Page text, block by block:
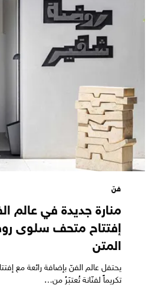
فنّ
منارة جديدة في عالم
إفتتاح متحف سلوى
المتن
يحتفل عالم الفنّ بإضافة رائعة مع
تكريماً لفنّانة تُعتبَرُ من…